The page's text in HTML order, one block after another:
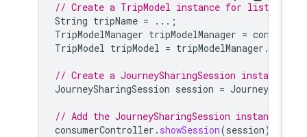
// Create a TripModel instance for
String tripName =
...;
TripModelManager tripModelManager =
TripModel tripModel = tripModelManager
// Create a JourneySharingSession
JourneySharingSession session =
// Add the JourneySharingSession
consumerController.showSession(session